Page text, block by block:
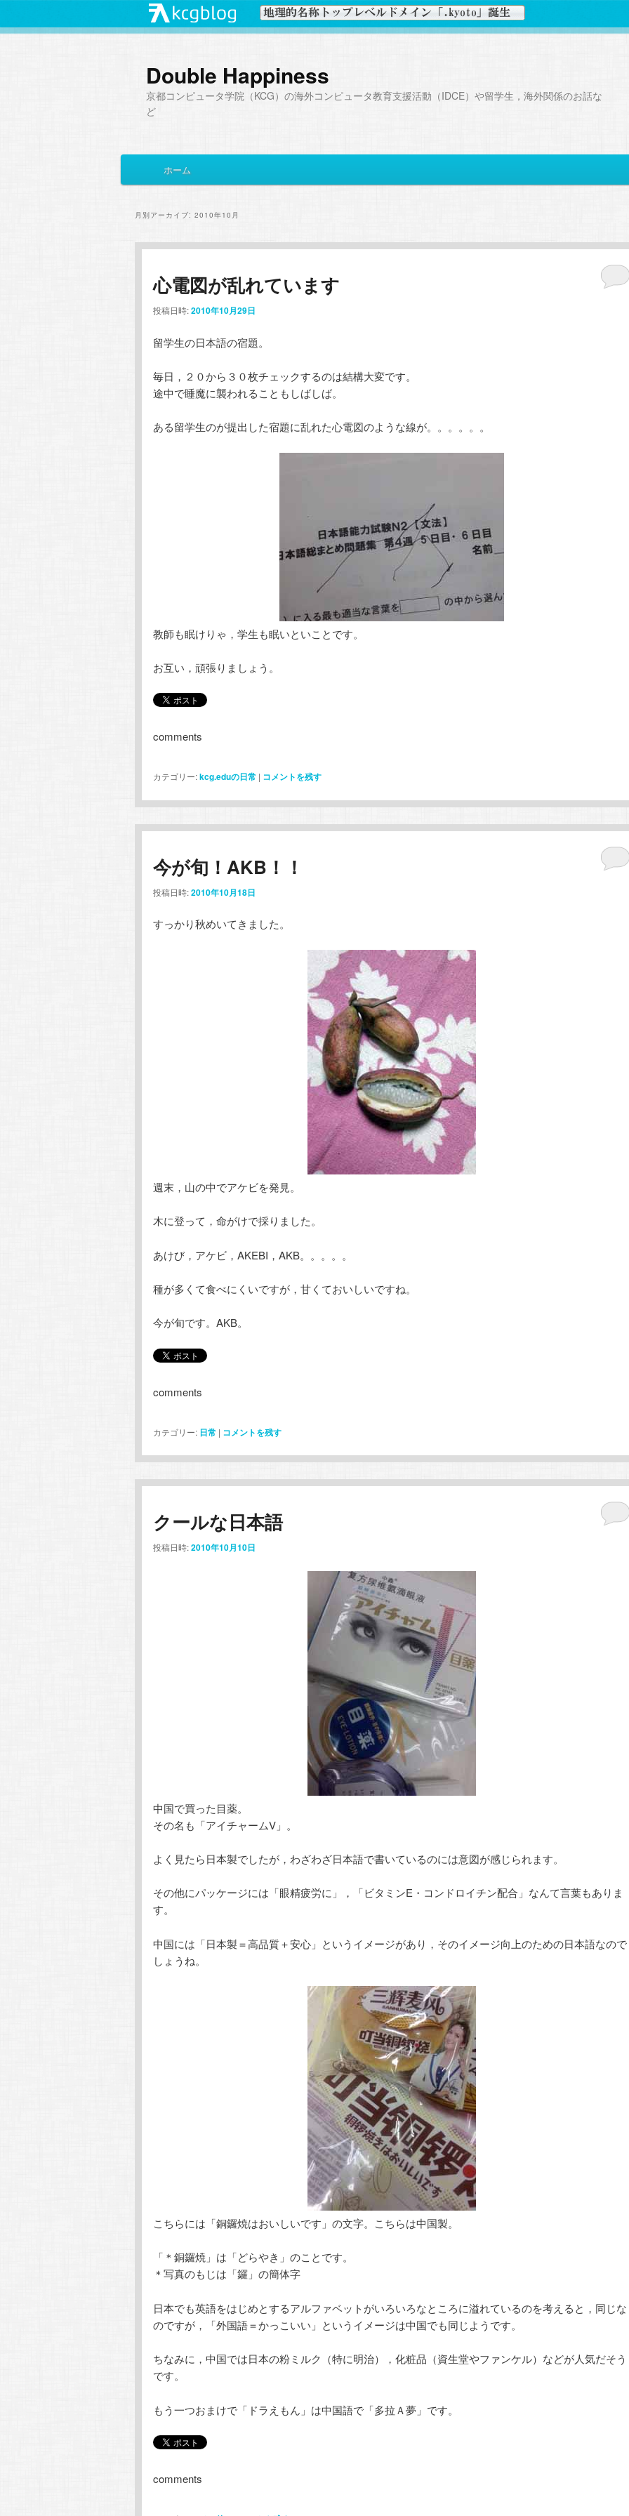
Double Happiness
京都コンピュータ学院（KCG）の海外コンピュータ教育支援活動（IDCE）や留学生，海外関係のお話な
ど
イ
メ
ン
コ
ン
テ
ン
サ
コ
ン
テ
ン
ツ
ホーム
月別アーカイブ: 2010年10月
心電図が乱れています
投稿日時:2010年10月29日
留学生の日本語の宿題。
毎日，２０から３０枚チェックするのは結構大変です。
途中で睡魔に襲われることもしばしば。
ある留学生のが提出した宿題に乱れた心電図のような線が。。。。。。
教師も眠けりゃ，学生も眠いといことです。
お互い，頑張りましょう。
comments
カテゴリー:kcg.eduの日常 | コメントを残す
今が旬！AKB！！
投稿日時:2010年10月18日
すっかり秋めいてきました。
週末，山の中でアケビを発見。
木に登って，命がけで採りました。
あけび，アケビ，AKEBI，AKB。。。。。
種が多くて食べにくいですが，甘くておいしいですね。
今が旬です。AKB。
comments
カテゴリー: 日常 | コメントを残す
クールな日本語
投稿日時:2010年10月10日
中国で買った目薬。
その名も「アイチャームV」。
よく見たら日本製でしたが，わざわざ日本語で書いているのには意図が感じられます。
その他にパッケージには「眼精疲労に」，「ビタミンE・コンドロイチン配合」なんて言葉もありま
す。
中国には「日本製＝高品質＋安心」というイメージがあり，そのイメージ向上のための日本語なので
しょうね。
こちらには「銅鑼焼はおいしいです」の文字。こちらは中国製。
「＊銅鑼焼」は「どらやき」のことです。
＊写真のもじは「鑼」の簡体字
日本でも英語をはじめとするアルファベットがいろいろなところに溢れているのを考えると，同じな
のですが，「外国語＝かっこいい」というイメージは中国でも同じようです。
ちなみに，中国では日本の粉ミルク（特に明治），化粧品（資生堂やファンケル）などが人気だそう
です。
もう一つおまけで「ドラえもん」は中国語で「多拉Ａ夢」です。
comments